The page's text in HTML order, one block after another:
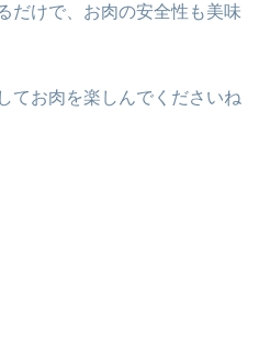
だけで、お肉の安全性も美味
てお肉を楽しんでくださいね